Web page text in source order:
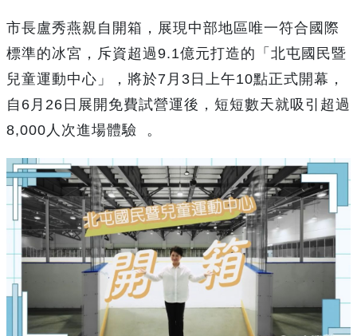
市長盧秀燕親自開箱，展現中部地區唯一符合國際
標準的冰宮，斥資超過9.1億元打造的「北屯國民暨
兒童運動中心」，將於7月3日上午10點正式開幕，
自6月26日展開免費試營運後，短短數天就吸引超過
8,000人次進場體驗 。